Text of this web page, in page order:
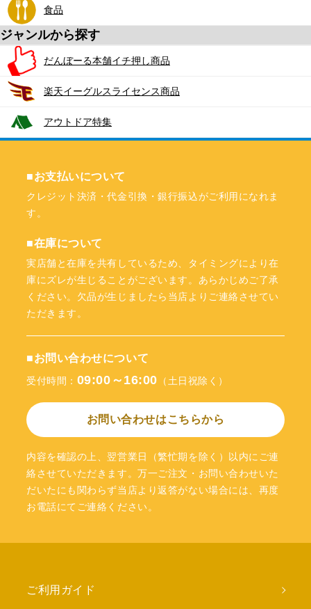
食品
ジャンルから探す
だんぼーる本舗イチ押し商品
楽天イーグルスライセンス商品
アウトドア特集
■お支払いについて
クレジット決済・代金引換・銀行振込がご利用になれま
す。
■在庫について
実店舗と在庫を共有しているため、タイミングにより在
庫にズレが生じることがございます。あらかじめご了承
ください。欠品が生じましたら当店よりご連絡させてい
ただきます。
■お問い合わせについて
受付時間： 09:00～16:00 （土日祝除く）
お問い合わせはこちらから
内容を確認の上、翌営業日（繁忙期を除く）以内にご連
絡させていただきます。万一ご注文・お問い合わせいた
だいたにも関わらず当店より返答がない場合には、再度
お電話にてご連絡ください。
ご利用ガイド